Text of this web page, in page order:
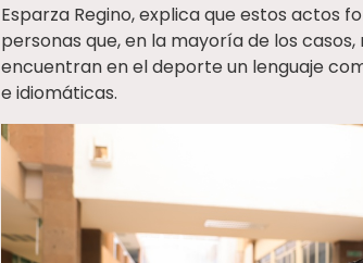
Esparza Regino, explica que estos actos
personas que, en la mayoría de los
encuentran en el deporte un lenguaje
e idiomáticas.